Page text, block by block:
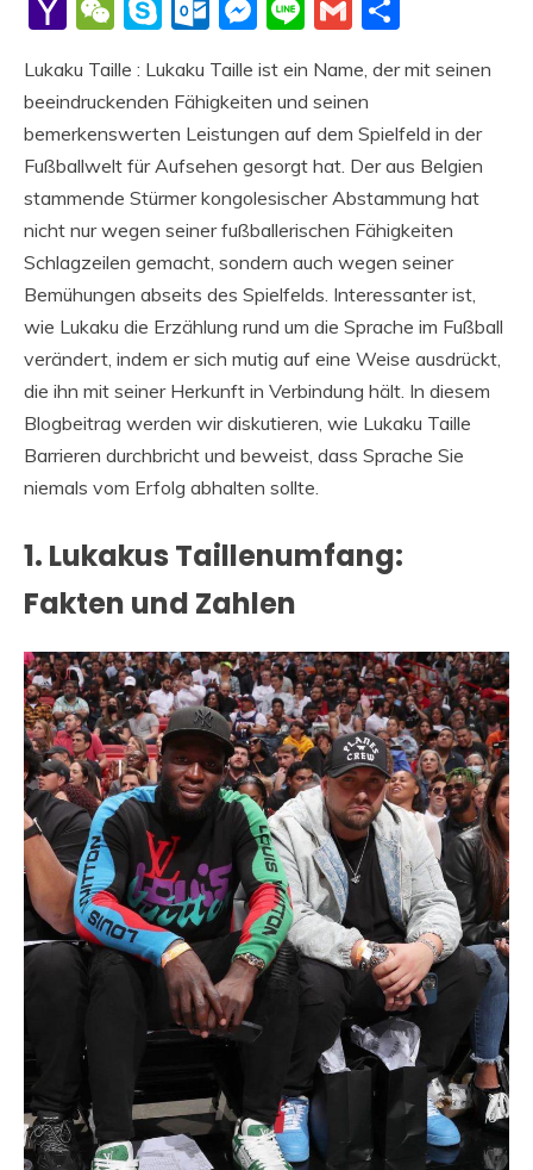
Yahoo
WeChat
SkypeOutlook.com
Messenger
LineGmail
Lukaku Taille : Lukaku Taille ist ein Name, der mit seinen
beeindruckenden Fähigkeiten und seinen
bemerkenswerten Leistungen auf dem Spielfeld in der
Fußballwelt für Aufsehen gesorgt hat. Der aus Belgien
stammende Stürmer kongolesischer Abstammung hat
nicht nur wegen seiner fußballerischen Fähigkeiten
Schlagzeilen gemacht, sondern auch wegen seiner
Bemühungen abseits des Spielfelds. Interessanter ist,
wie Lukaku die Erzählung rund um die Sprache im Fußball
verändert, indem er sich mutig auf eine Weise ausdrückt,
die ihn mit seiner Herkunft in Verbindung hält. In diesem
Blogbeitrag werden wir diskutieren, wie Lukaku Taille
Barrieren durchbricht und beweist, dass Sprache Sie
niemals vom Erfolg abhalten sollte.
1. Lukakus Taillenumfang:
Fakten und Zahlen